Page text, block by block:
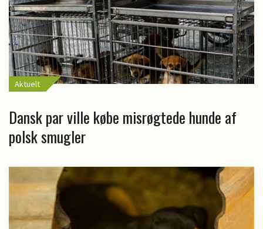
Aktuelt
Dansk par ville købe misrøgtede hunde af
polsk smugler